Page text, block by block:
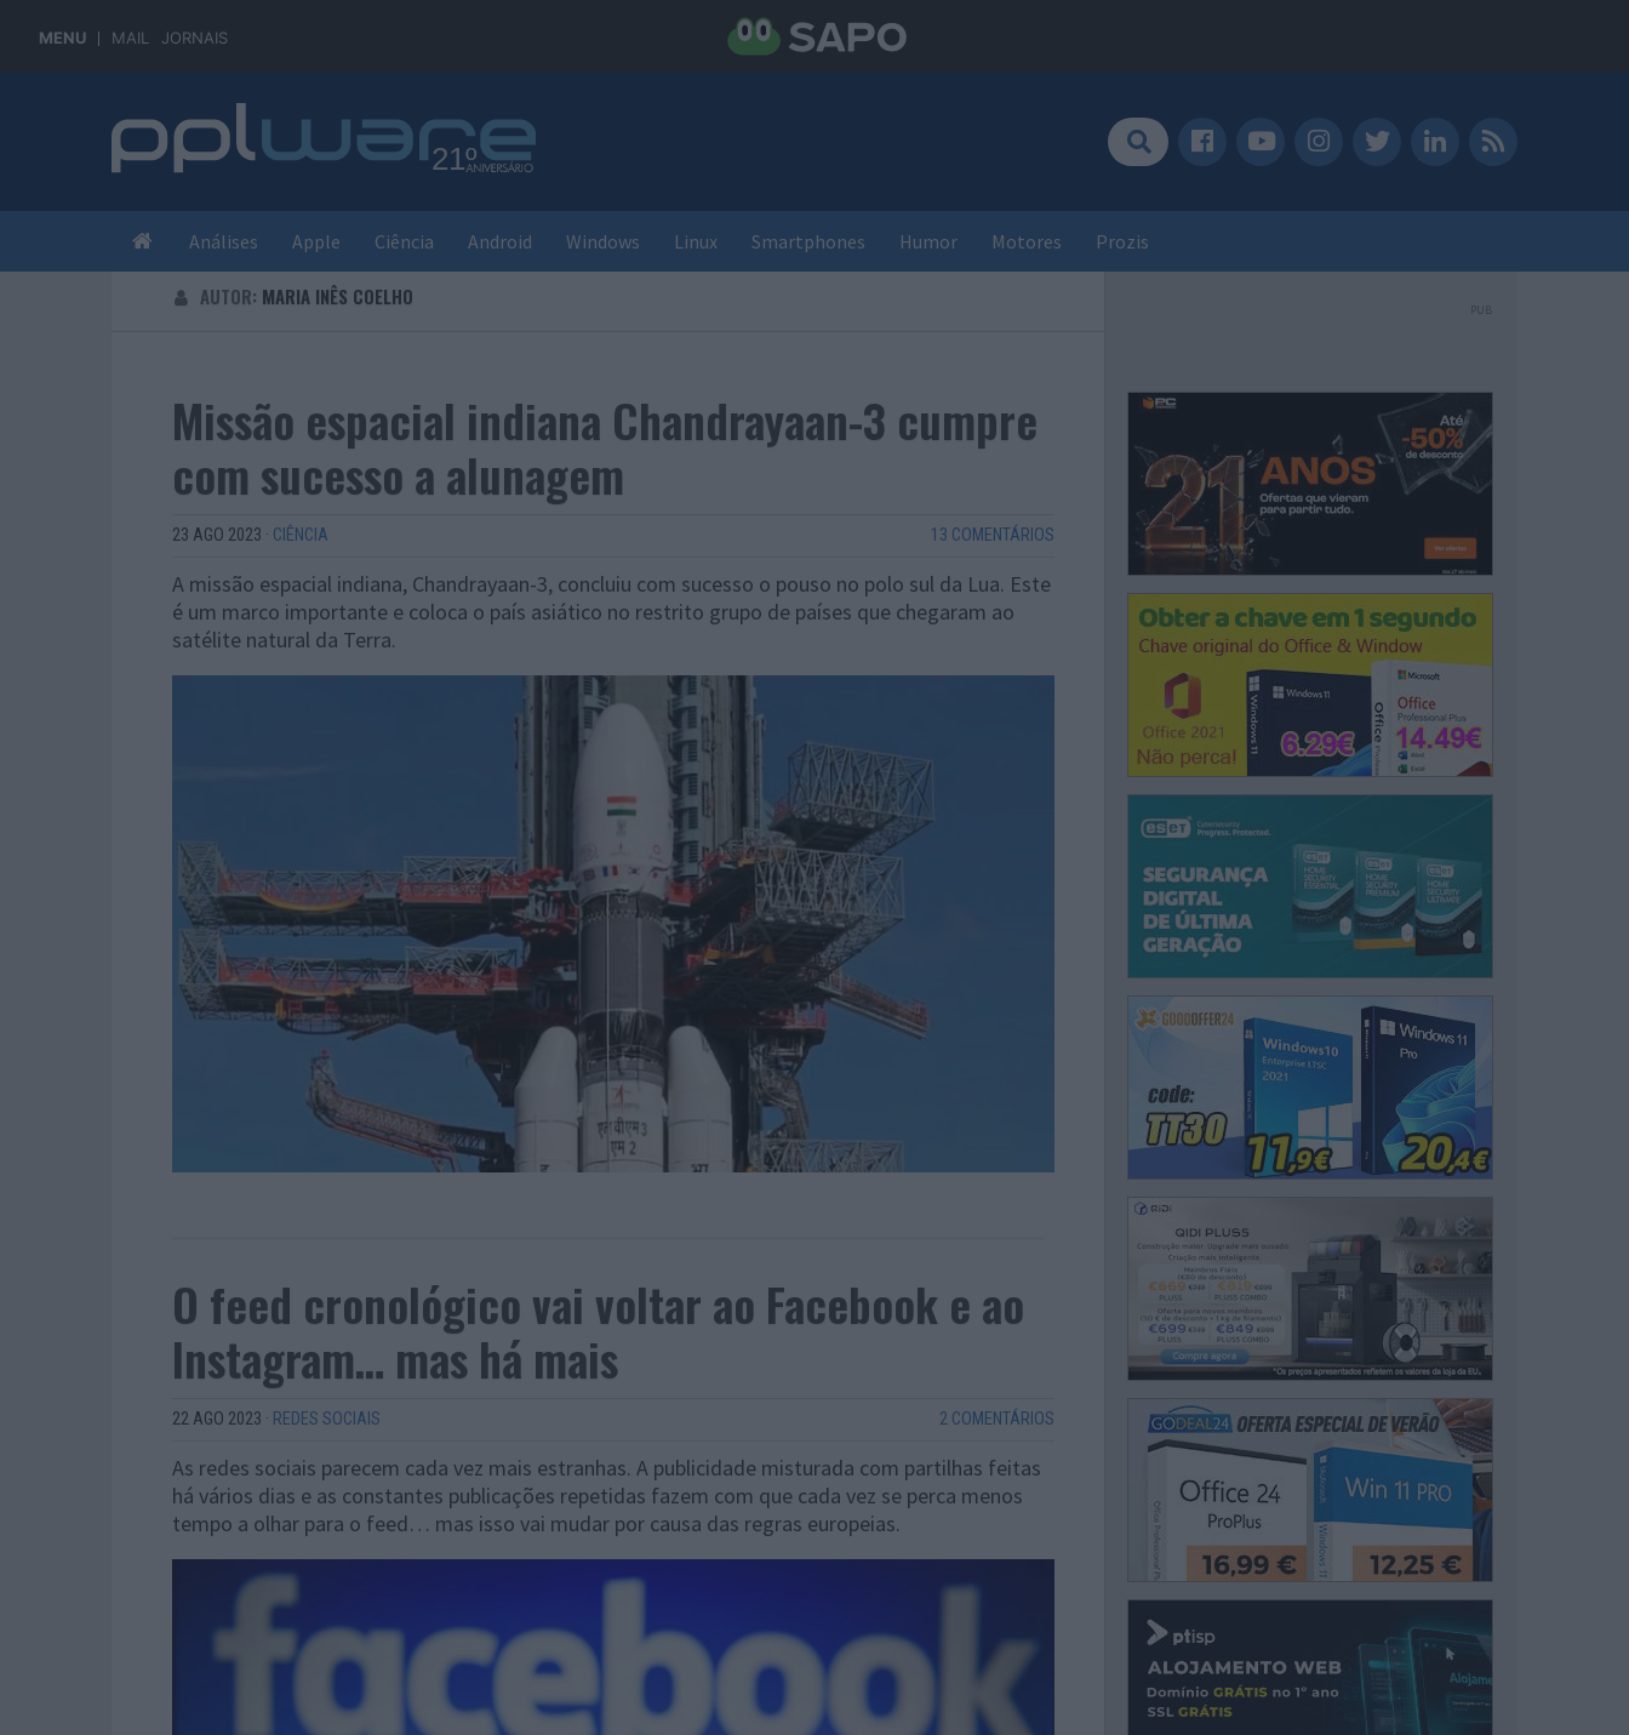
MENU MAIL JORNAIS
Análises Apple Ciência Android Windows Linux Smartphones Humor Motores Prozis
AUTOR: MARIA INÊS COELHO
Missão espacial indiana Chandrayaan-3 cumpre
com sucesso a alunagem
23 AGO 2023 · CIÊNCIA 13 COMENTÁRIOS
A missão espacial indiana, Chandrayaan-3, concluiu com sucesso o pouso no polo sul da Lua. Este
é um marco importante e coloca o país asiático no restrito grupo de países que chegaram ao
satélite natural da Terra.
O feed cronológico vai voltar ao Facebook e ao
Instagram… mas há mais
22 AGO 2023 · REDES SOCIAIS 2 COMENTÁRIOS
As redes sociais parecem cada vez mais estranhas. A publicidade misturada com partilhas feitas
há vários dias e as constantes publicações repetidas fazem com que cada vez se perca menos
tempo a olhar para o feed… mas isso vai mudar por causa das regras europeias.
PUB